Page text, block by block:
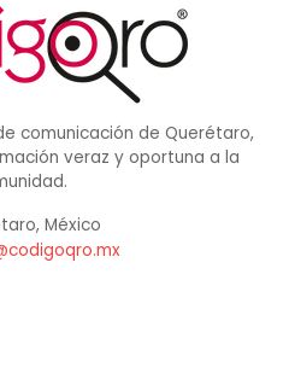
comunicación de Querétaro,
veraz y oportuna a la
México